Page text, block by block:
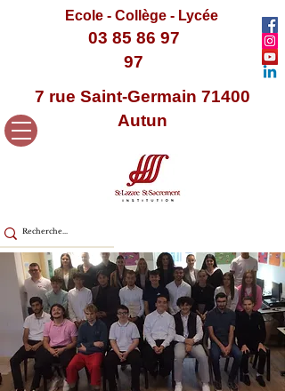
Ecole - Collège - Lycée
03 85 86 97
97
7 rue Saint-Germain 71400
Autun